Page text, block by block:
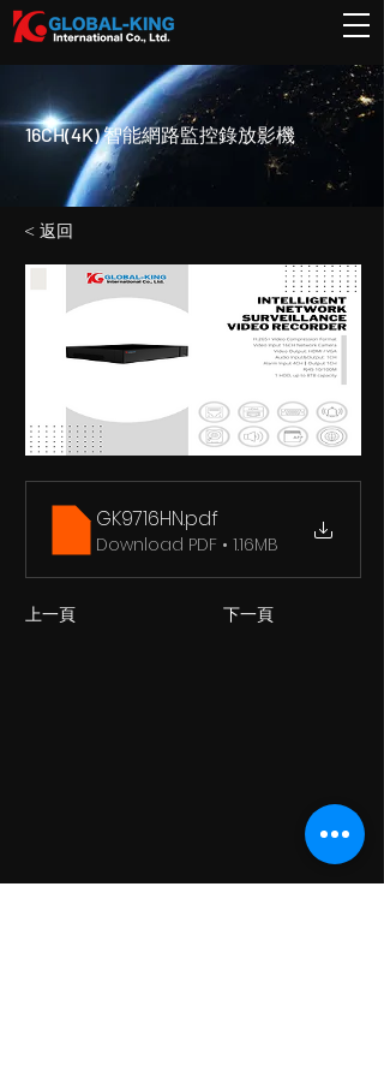
16CH(4K) 智能網路監控錄放影機
< 返回
GK9716HN.pdf
Download PDF • 1.16MB
上一頁 下一頁